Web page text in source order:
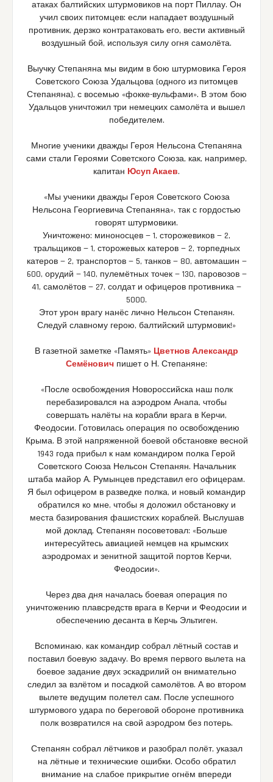
атаках балтийских штурмовиков на порт Пиллау. Он
учил своих питомцев: если нападает воздушный
противник, дерзко контратаковать его, вести активный
воздушный бой, используя силу огня самолёта.
Выучку Степаняна мы видим в бою штурмовика Героя
Советского Союза Удальцова (одного из питомцев
Степаняна), с восемью «фокке-вульфами». В этом бою
Удальцов уничтожил три немецких самолёта и вышел
победителем.
Многие ученики дважды Героя Нельсона Степаняна
сами стали Героями Советского Союза, как, например,
капитан Юсуп Акаев.
«Мы ученики дважды Героя Советского Союза
Нельсона Георгиевича Степаняна», так с гордостью
говорят штурмовики.
Уничтожено: миноносцев — 1, сторожевиков — 2,
тральщиков — 1, сторожевых катеров — 2, торпедных
катеров — 2, транспортов — 5, танков — 80, автомашин —
600, орудий — 140, пулемётных точек — 130, паровозов —
41, самолётов — 27, солдат и офицеров противника —
5000.
Этот урон врагу нанёс лично Нельсон Степанян.
Следуй славному герою, балтийский штурмовик!»
В газетной заметке «Память» Цветнов Александр
Семёнович пишет о Н. Степаняне:
«После освобождения Новороссийска наш полк
перебазировался на аэродром Анапа, чтобы
совершать налёты на корабли врага в Керчи,
Феодосии. Готовилась операция по освобождению
Крыма. В этой напряженной боевой обстановке весной
1943 года прибыл к нам командиром полка Герой
Советского Союза Нельсон Степанян. Начальник
штаба майор А. Румынцев представил его офицерам.
Я был офицером в разведке полка, и новый командир
обратился ко мне, чтобы я доложил обстановку и
места базирования фашистских кораблей. Выслушав
мой доклад, Степанян посоветовал: «Больше
интересуйтесь авиацией немцев на крымских
аэродромах и зенитной защитой портов Керчи,
Феодосии».
Через два дня началась боевая операция по
уничтожению плавсредств врага в Керчи и Феодосии и
обеспечению десанта в Керчь Эльтиген.
Вспоминаю, как командир собрал лётный состав и
поставил боевую задачу. Во время первого вылета на
боевое задание двух эскадрилий он внимательно
следил за взлётом и посадкой самолётов. А во втором
вылете ведущим полетел сам. После успешного
штурмового удара по береговой обороне противника
полк возвратился на свой аэродром без потерь.
Степанян собрал лётчиков и разобрал полёт, указал
на лётные и технические ошибки. Особо обратил
внимание на слабое прикрытие огнём впереди